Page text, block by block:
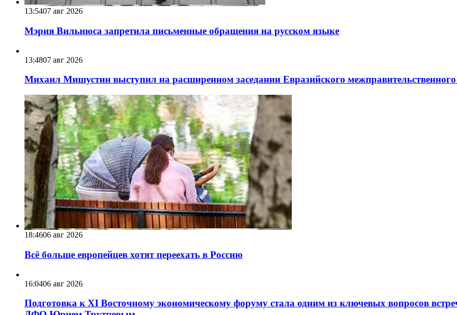
13:5407 авг 2026
Мэрия Вильнюса запретила письменные обращения на русском языке
13:4807 авг 2026
Михаил Мишустин выступил на расширенном заседании Евразийского
18:4606 авг 2026
Всё больше европейцев хотят переехать в Россию
16:0406 авг 2026
Подготовка к XI Восточному экономическому форуму стала одним из ключевых вопросов